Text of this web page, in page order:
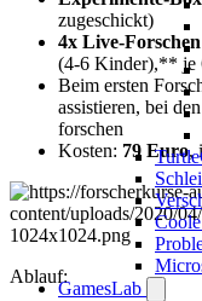
GamesLab
zugeschickt)
4x Live-Forschen
(4-6 Kinder),** je
Beim ersten
assistieren, bei
forschen
Kosten: 79 Euro,
Ablauf: